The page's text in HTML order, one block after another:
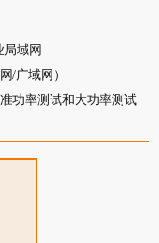
局域网
/广域网）
功率测试和大功率测试